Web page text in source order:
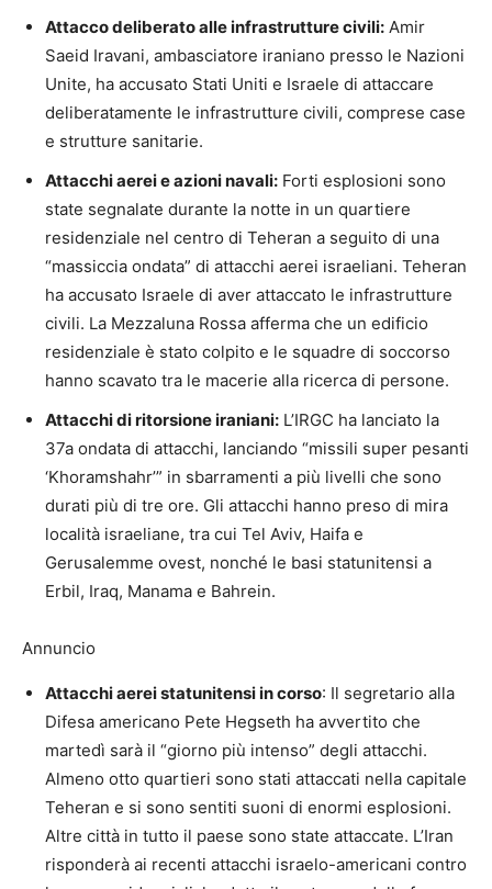
Attacco deliberato alle infrastrutture civili: Amir
Saeid Iravani, ambasciatore iraniano presso le Nazioni
Unite, ha accusato Stati Uniti e Israele di attaccare
deliberatamente le infrastrutture civili, comprese case
e strutture sanitarie.
Attacchi aerei e azioni navali: Forti esplosioni sono
state segnalate durante la notte in un quartiere
residenziale nel centro di Teheran a seguito di una
“massiccia ondata” di attacchi aerei israeliani. Teheran
ha accusato Israele di aver attaccato le infrastrutture
civili. La Mezzaluna Rossa afferma che un edificio
residenziale è stato colpito e le squadre di soccorso
hanno scavato tra le macerie alla ricerca di persone.
Attacchi di ritorsione iraniani: L’IRGC ha lanciato la
37a ondata di attacchi, lanciando “missili super pesanti
‘Khoramshahr’” in sbarramenti a più livelli che sono
durati più di tre ore. Gli attacchi hanno preso di mira
località israeliane, tra cui Tel Aviv, Haifa e
Gerusalemme ovest, nonché le basi statunitensi a
Erbil, Iraq, Manama e Bahrein.
Annuncio
Attacchi aerei statunitensi in corso: Il segretario alla
Difesa americano Pete Hegseth ha avvertito che
martedì sarà il “giorno più intenso” degli attacchi.
Almeno otto quartieri sono stati attaccati nella capitale
Teheran e si sono sentiti suoni di enormi esplosioni.
Altre città in tutto il paese sono state attaccate. L’Iran
risponderà ai recenti attacchi israelo-americani contro